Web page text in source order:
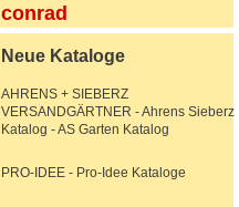
conrad
Neue Kataloge
AHRENS + SIEBERZ
VERSANDGÄRTNER - Ahrens Sieberz
Katalog - AS Garten Katalog
PRO-IDEE - Pro-Idee Kataloge